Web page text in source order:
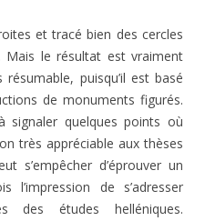
et tracé bien des cercles
Mais le résultat est vraiment
puisqu’il est basé
de monuments figurés.
signaler quelques points où
très appréciable aux thèses
s’empêcher d’éprouver un
l’impression de s’adresser
des études helléniques.